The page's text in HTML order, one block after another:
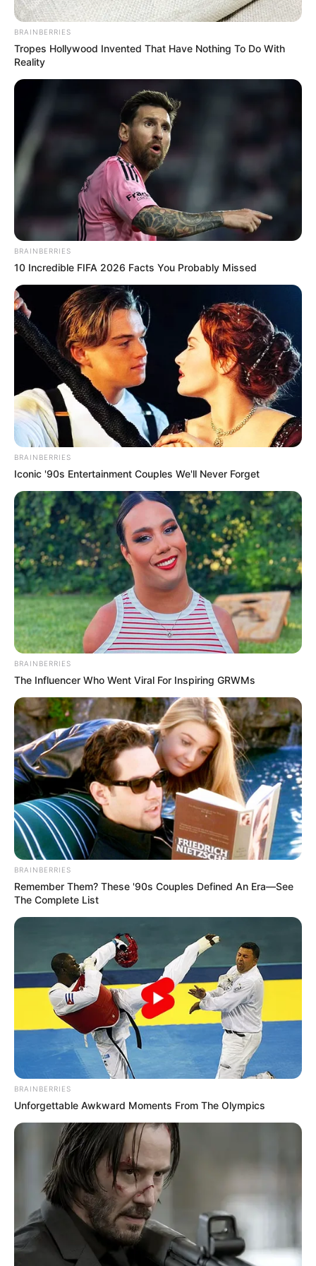
ΡΟΗ ΤΩΝ ΑΡΘΡΩΝ ΣΗΜΑΝΤΙΚΕΣ ΕΙΔΗΣΕΙΣ
Γερμανική εφημερίδα Τageszeitung: “Ο
πρωθυπουργός Μητσοτάκης έχει
φτιάξει μια πραγματική βιομηχανία
κρατικών υπαλλήλων”
Γερμανική εφημερίδα Τageszeitung: “Ο πρωθυπουργός
Μητσοτάκης έχει φτιάξει μια πραγματική βιομηχανία
κρατικών υπαλλήλων”. Ο Μητσοτάκης είναι χειρότερος
από όλους τους προκατόχους του, χειρότερος και από...
ΚΟΙΝΩΝΙΚΑ ΔΙΚΤΥΑ
FACEBOOK ΑΡΈΣΕΙ
YOUTUBE ΕΓΓΡΑΦΕΊΤΕ
EMAIL ΑΚΟΛΟΥΘΉΣΤΕ
BRAINBERRIES
Tropes Hollywood Invented That Have Nothing To Do With
Reality
BRAINBERRIES
10 Incredible FIFA 2026 Facts You Probably Missed
BRAINBERRIES
Iconic '90s Entertainment Couples We'll Never Forget
BRAINBERRIES
The Influencer Who Went Viral For Inspiring GRWMs
BRAINBERRIES
Remember Them? These '90s Couples Defined An Era—See
The Complete List
BRAINBERRIES
Unforgettable Awkward Moments From The Olympics